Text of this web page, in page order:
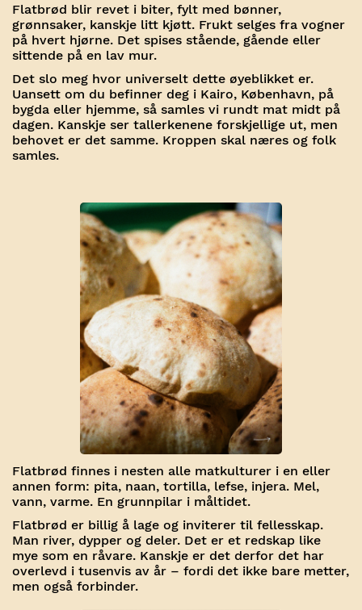
Flatbrød blir revet i biter, fylt med bønner,
grønnsaker, kanskje litt kjøtt. Frukt selges fra vogner
på hvert hjørne. Det spises stående, gående eller
sittende på en lav mur.
Det slo meg hvor universelt dette øyeblikket er.
Uansett om du befinner deg i Kairo, København, på
bygda eller hjemme, så samles vi rundt mat midt på
dagen. Kanskje ser tallerkenene forskjellige ut, men
behovet er det samme. Kroppen skal næres og folk
samles.
Flatbrød finnes i nesten alle matkulturer i en eller
annen form: pita, naan, tortilla, lefse, injera. Mel,
vann, varme. En grunnpilar i måltidet.
Flatbrød er billig å lage og inviterer til fellesskap.
Man river, dypper og deler. Det er et redskap like
mye som en råvare. Kanskje er det derfor det har
overlevd i tusenvis av år – fordi det ikke bare metter,
men også forbinder.